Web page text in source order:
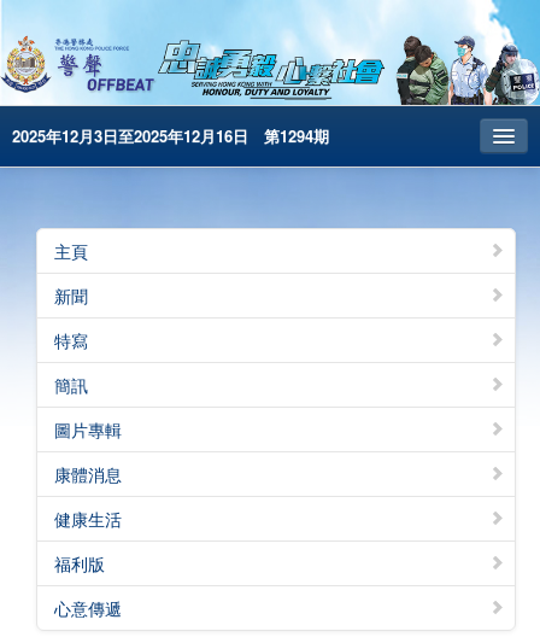
2025年12月3日至2025年12月16日 第1294期
昔日警聲
警務處主頁
简体版
English
電子書版
警聲特刊
主頁
新聞
特寫
簡訊
圖片專輯
康體消息
健康生活
福利版
心意傳遞